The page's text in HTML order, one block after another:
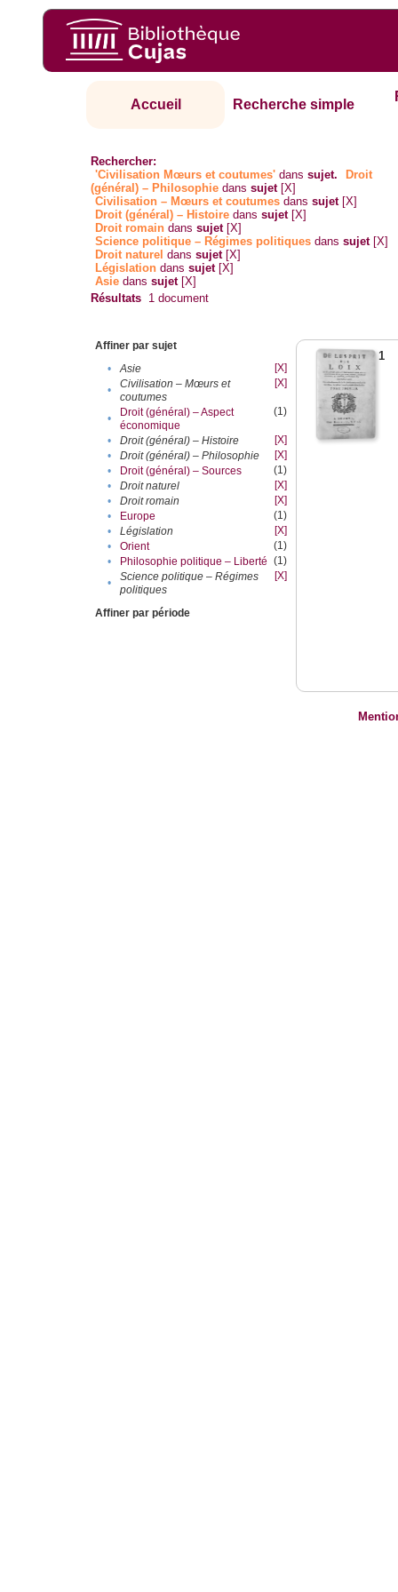
Accueil Recherche simple
Rechercher:
'Civilisation Mœurs et coutumes' danssujet.
Droit
(général) – Philosophie danssujet [X]
Civilisation – Mœurs et coutumes danssujet [X]
Droit (général) – Histoire danssujet [X]
Droit romain danssujet [X]
Science politique – Régimes politiques danssujet [X]
Droit naturel danssujet [X]
Législation danssujet [X]
Asie danssujet [X]
Résultats 1 document
Affiner par sujet
•
Asie
[X]
•
Civilisation – Mœurs et
coutumes
[X]
•
Droit (général) – Aspect
économique
(1)
• Droit (général) – Histoire
[X]
•
Droit (général) – Philosophie
[X]
•
Droit (général) – Sources
(1)
•
Droit naturel
[X]
•
Droit romain
[X]
•
Europe
(1)
•
Législation
[X]
•
Orient
(1)
•
Philosophie politique – Liberté (1)
•
Science politique – Régimes
politiques
[X]
Affiner par période
1